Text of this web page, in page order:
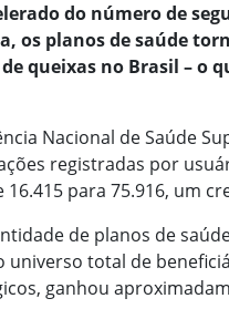
do número de
os planos de saúde
queixas no Brasil – o
Nacional de Saúde
registradas por
para 75.916, um
de planos de
universo total de
ganhou